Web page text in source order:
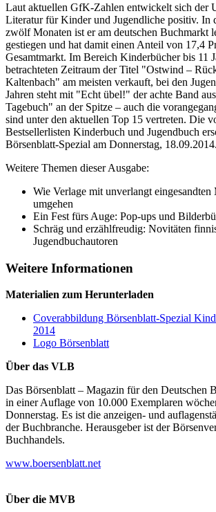
Laut aktuellen GfK-Zahlen entwickelt sich der
Literatur für Kinder und Jugendliche positiv. In
zwölf Monaten ist er am deutschen Buchmarkt
gestiegen und hat damit einen Anteil von 17,4
Gesamtmarkt. Im Bereich Kinderbücher bis 11
betrachteten Zeitraum der Titel "Ostwind –
Kaltenbach" am meisten verkauft, bei den
Jahren steht mit "Echt übel!" der achte Band
Tagebuch" an der Spitze – auch die
sind unter den aktuellen Top 15 vertreten. Die
Bestsellerlisten Kinderbuch und Jugendbuch
Börsenblatt-Spezial am Donnerstag, 18.09.2014.
Weitere Themen dieser Ausgabe:
Wie Verlage mit unverlangt eingesandten
umgehen
Ein Fest fürs Auge: Pop-ups und
Schräg und erzählfreudig: Novitäten
Jugendbuchautoren
Weitere Informationen
Materialien zum Herunterladen
Coverabbildung Börsenblatt-Spezial
2014
Logo Börsenblatt
Über das VLB
Das Börsenblatt – Magazin für den Deutschen
in einer Auflage von 10.000 Exemplaren
Donnerstag. Es ist die anzeigen- und
der Buchbranche. Herausgeber ist der
Buchhandels.
www.boersenblatt.net
Über die MVB